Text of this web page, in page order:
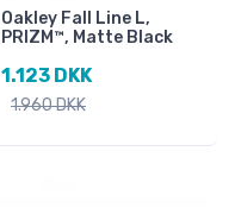
Oakley Fall Line L,
PRIZM™, Matte Black
1.123 DKK
1.960 DKK